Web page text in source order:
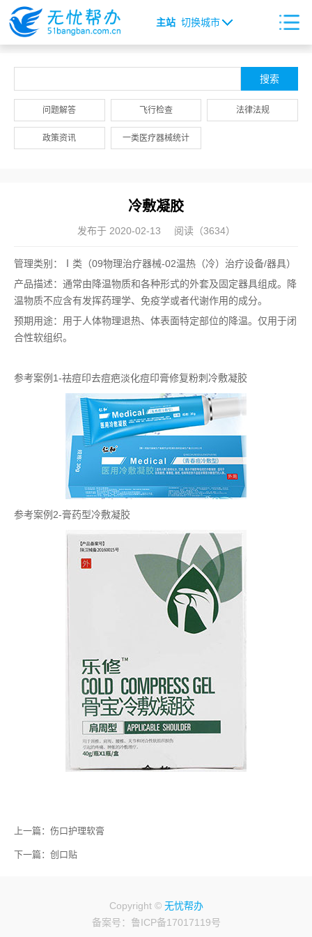
主站 切换城市
问题解答 飞行检查 法律法规
政策资讯 一类医疗器械统计
冷敷凝胶
发布于 2020-02-13 阅读（3634）
管理类别：Ⅰ类（09物理治疗器械-02温热（冷）治疗设备/器具）
产品描述：通常由降温物质和各种形式的外套及固定器具组成。降
温物质不应含有发挥药理学、免疫学或者代谢作用的成分。
预期用途：用于人体物理退热、体表面特定部位的降温。仅用于闭
合性软组织。
参考案例1-祛痘印去痘疤淡化痘印膏修复粉刺冷敷凝胶
参考案例2-膏药型冷敷凝胶
上一篇： 伤口护理软膏
下一篇： 创口贴
Copyright © 无忧帮办
备案号： 鲁ICP备17017119号